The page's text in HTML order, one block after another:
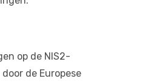
op de NIS2-
de Europese